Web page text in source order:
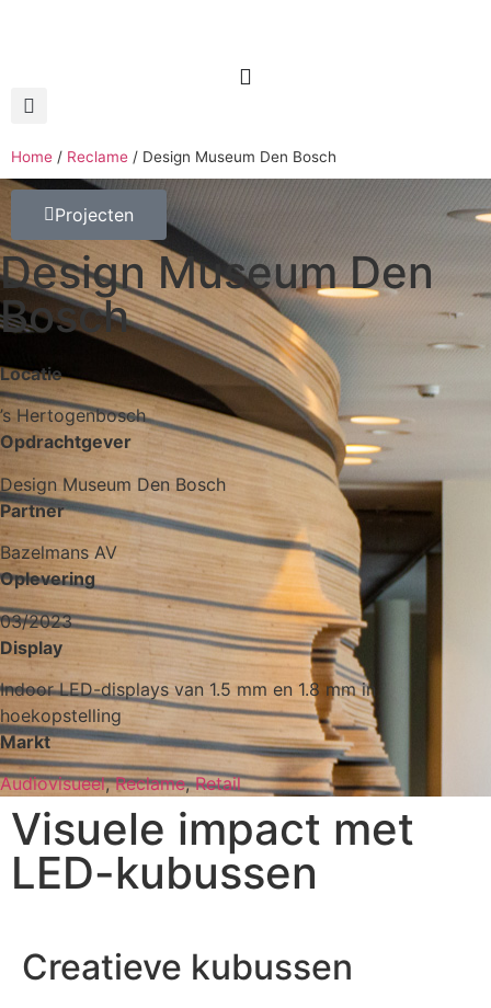
Home / Reclame / Design Museum Den Bosch
Projecten
Design Museum Den
Bosch
Locatie
’s Hertogenbosch
Opdrachtgever
Design Museum Den Bosch
Partner
Bazelmans AV
Oplevering
03/2023
Display
Indoor LED-displays van 1.5 mm en 1.8 mm in
hoekopstelling
Markt
Audiovisueel,Reclame,Retail
Visuele impact met
LED-kubussen
Creatieve kubussen